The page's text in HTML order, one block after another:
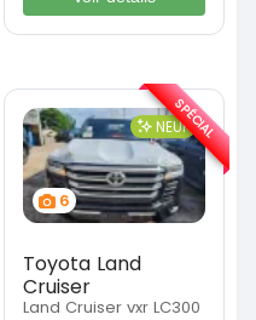
6
NEUF
Toyota Land
Cruiser
Land Cruiser vxr LC300
SPÉCIAL